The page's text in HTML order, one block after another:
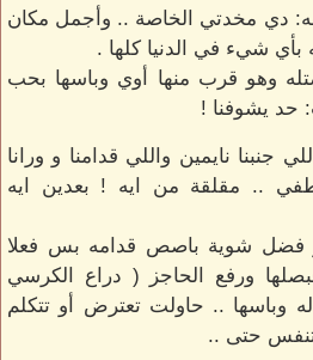
دي مخدتي الخاصة .. وأجمل مكان
بأي شيء في الدنيا كلها .
وهو قرب منها أوي وباسها بحب
يشوفنا !
جنبنا نايمين واللي قدامنا و ورانا
.. مقلقة من ايه ! بعدين ايه
شوية باصص قدامه بس فعلا
ورفع الحاجز ( دراع الكرسي
وباسها .. حاولت تعترض أو تتكلم
حتى ..